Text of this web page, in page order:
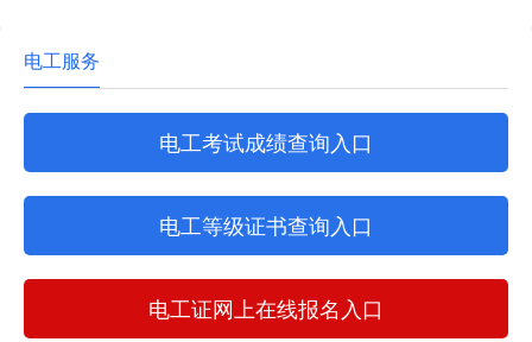
电工服务
电工考试成绩查询入口
电工等级证书查询入口
电工证网上在线报名入口